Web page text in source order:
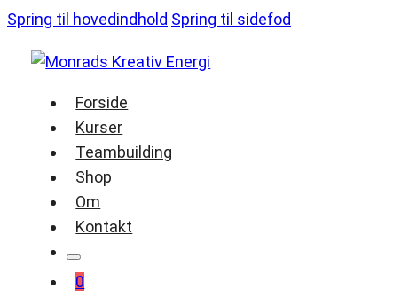
Spring til hovedindhold Spring til sidefod
Forside
Kurser
Teambuilding
Shop
Om
Kontakt
0